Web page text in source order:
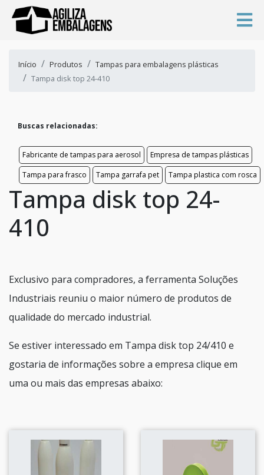
Início Produtos
Tampas para embalagens plásticas
Tampa disk top 24-410
Buscas relacionadas:
Fabricante de tampas para aerosol
Empresa de tampas plásticas
Tampa para frasco
Tampa garrafa pet Tampa plastica com rosca
Tampa disk top 24-
410
Exclusivo para compradores, a ferramenta Soluções
Industriais reuniu o maior número de produtos de
qualidade do mercado industrial.
Se estiver interessado em Tampa disk top 24/410 e
gostaria de informações sobre a empresa clique em
uma ou mais das empresas abaixo: